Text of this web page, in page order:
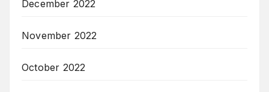
December 2022
November 2022
October 2022